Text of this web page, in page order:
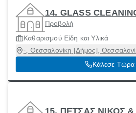
14. GLASS
Προβολή
Καθαρισμού Είδη και Υλικά
-, Θεσσαλονίκη [Δήμος],
Κάλεσε Τώρα
15. ΠΕΤΣΑΣ ΝΙΚΟΣ &